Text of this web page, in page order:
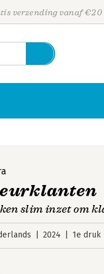
verzending vanaf €20
slim inzet om
2024 1e druk